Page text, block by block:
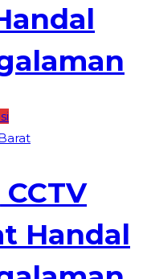
Pilihan
ini
dapat
diambil
produk
ini
beberapa
varian.
Pilihan
ini
dapat
Handal